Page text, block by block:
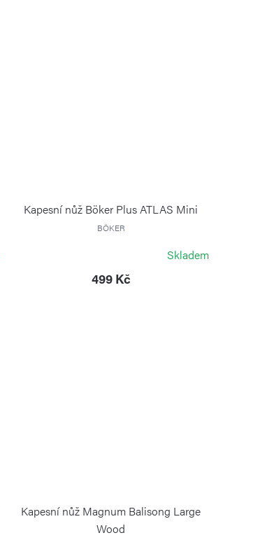
Kapesní nůž Böker Plus ATLAS Mini
BÖKER
Skladem
499 Kč
Kapesní nůž Magnum Balisong Large
Wood